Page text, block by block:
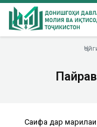
Саҳифа дар